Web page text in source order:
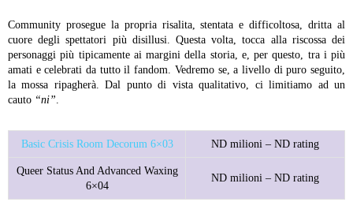
Community prosegue la propria risalita, stentata e difficoltosa, dritta al
cuore degli spettatori più disillusi. Questa volta, tocca alla riscossa dei
personaggi più tipicamente ai margini della storia, e, per questo, tra i più
amati e celebrati da tutto il fandom. Vedremo se, a livello di puro seguito,
la mossa ripagherà. Dal punto di vista qualitativo, ci limitiamo ad un
cauto “ni”
Basic Crisis Room Decorum 6×03 ND milioni – ND rating
Queer Status And Advanced Waxing
6×04
ND milioni – ND rating